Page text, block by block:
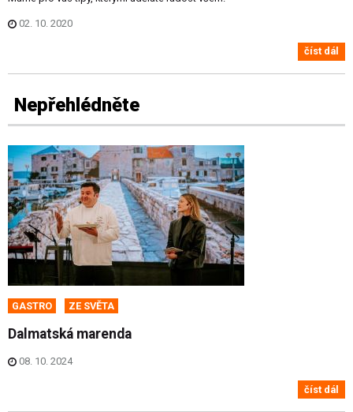
02. 10. 2020
číst dál
Nepřehlédněte
GASTRO ZE SVĚTA
Dalmatská marenda
08. 10. 2024
číst dál